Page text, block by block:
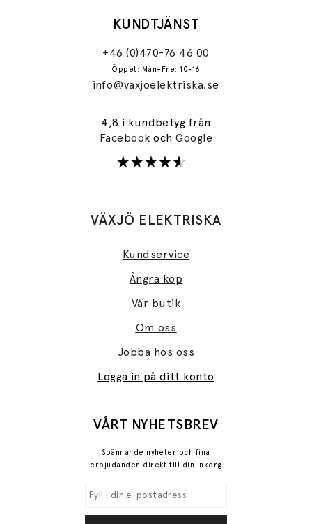
KUNDTJÄNST
+46 (0)470-76 46 00
Öppet: Mån–Fre: 10-16
info@vaxjoelektriska.se
4,8 i kundbetyg från
FacebookochGoogle
VÄXJÖ ELEKTRISKA
Kundservice
Ångra köp
Vår butik
Om oss
Jobba hos oss
Logga in på ditt konto
VÅRT NYHETSBREV
Spännande nyheter och fina
erbjudanden direkt till din inkorg